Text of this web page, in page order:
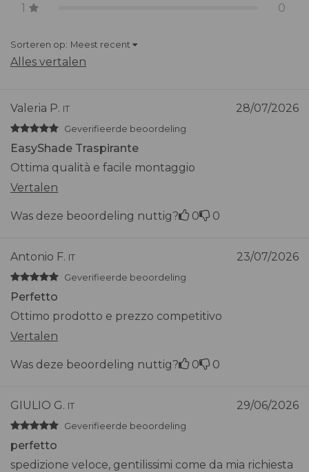
1
0
Sorteren op: Meest recent
Alles vertalen
Valeria P. IT 28/07/2026
Geverifieerde beoordeling
EasyShade Traspirante
Ottima qualità e facile montaggio
Vertalen
Was deze beoordeling nuttig? 0 0
Antonio F. IT 23/07/2026
Geverifieerde beoordeling
Perfetto
Ottimo prodotto e prezzo competitivo
Vertalen
Was deze beoordeling nuttig? 0 0
GIULIO G. IT 29/06/2026
Geverifieerde beoordeling
perfetto
spedizione veloce, gentilissimi come da mia richiesta